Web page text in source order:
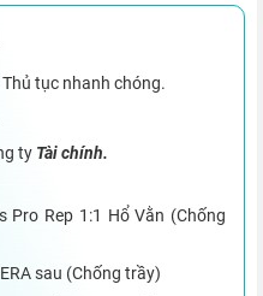
Thủ tục nhanh chóng.
ty Tài chính.
Pro Rep 1:1 Hổ Vằn (Chống
sau (Chống trầy)